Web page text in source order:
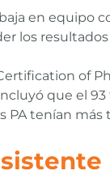
en equipo
los
of
que el
PA tenían